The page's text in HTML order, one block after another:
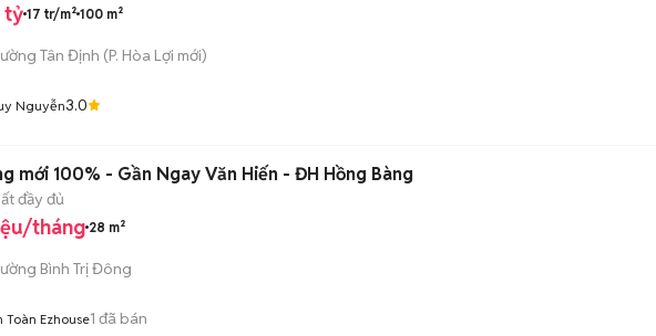
tỷ 17 tr/m² 100 m²
Tân Định (P. Hòa Lợi mới)
Nguyễn3.0
mới 100% - Gần Ngay Văn Hiến - ĐH Hồng Bàng
đầy đủ
tháng 28 m²
Bình Trị Đông
Toàn Ezhouse1 đã bán